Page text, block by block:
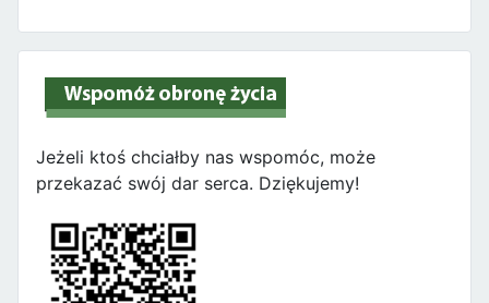
Jeżeli ktoś chciałby nas wspomóc, może
przekazać swój dar serca. Dziękujemy!